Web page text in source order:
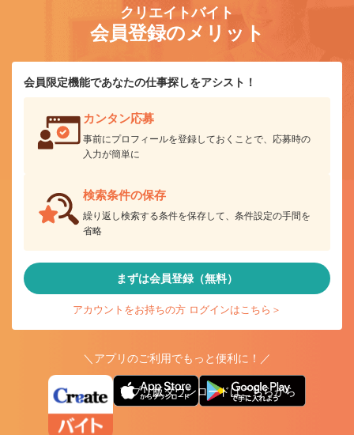
クリエイトバイト
会員登録のメリット
会員限定機能であなたの仕事探しをアシスト！
カンタン応募
事前にプロフィールを登録しておくことで、応募時の
入力が簡単に
検索条件の保存
繰り返し検索する条件を保存して、条件設定の手間を
省略
まずは会員登録（無料）
アカウントをお持ちの方 ログインはこちら＞
＼アプリのご利用でもっと便利に！／
アプリ版ダウンロードはこちらから